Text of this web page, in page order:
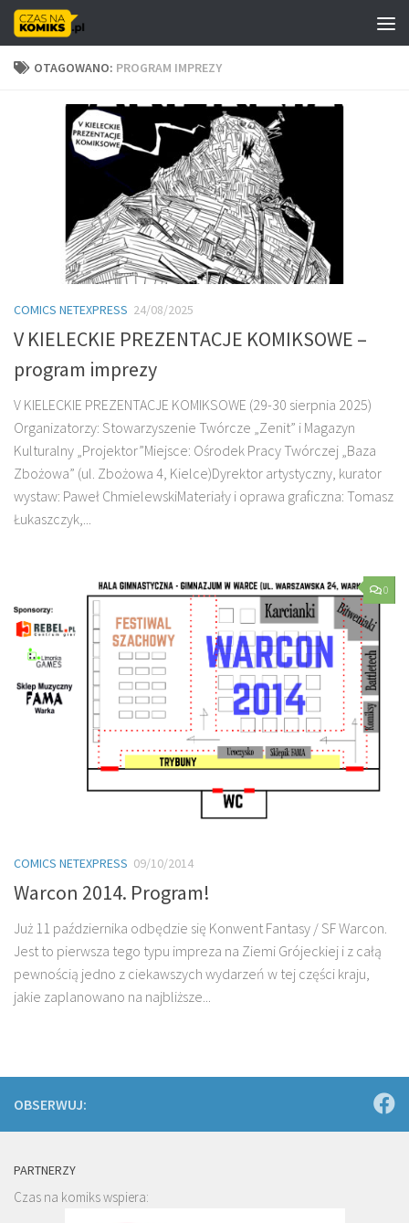
Skip to content
OTAGOWANO: PROGRAM IMPREZY
COMICS NETEXPRESS 24/08/2025
V KIELECKIE PREZENTACJE KOMIKSOWE –
program imprezy
V KIELECKIE PREZENTACJE KOMIKSOWE (29-30 sierpnia 2025)
Organizatorzy: Stowarzyszenie Twórcze „Zenit” i Magazyn
Kulturalny „Projektor”Miejsce: Ośrodek Pracy Twórczej „Baza
Zbożowa” (ul. Zbożowa 4, Kielce)Dyrektor artystyczny, kurator
wystaw: Paweł ChmielewskiMateriały i oprawa graficzna: Tomasz
Łukaszczyk,...
0
COMICS NETEXPRESS 09/10/2014
Warcon 2014. Program!
Już 11 października odbędzie się Konwent Fantasy / SF Warcon.
Jest to pierwsza tego typu impreza na Ziemi Grójeckiej i z całą
pewnością jedno z ciekawszych wydarzeń w tej części kraju,
jakie zaplanowano na najbliższe...
OBSERWUJ:
PARTNERZY
Czas na komiks wspiera: